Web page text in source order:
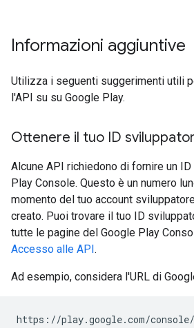
Informazioni aggiuntive
Utilizza i seguenti suggerimenti utili
l'API su su Google Play.
Ottenere il tuo ID
Alcune API richiedono di fornire un
Play Console. Questo è un numero
momento del tuo account
creato. Puoi trovare il tuo ID
tutte le pagine del Google Play
Accesso alle API.
Ad esempio, considera l'URL di
https://play.google.com/